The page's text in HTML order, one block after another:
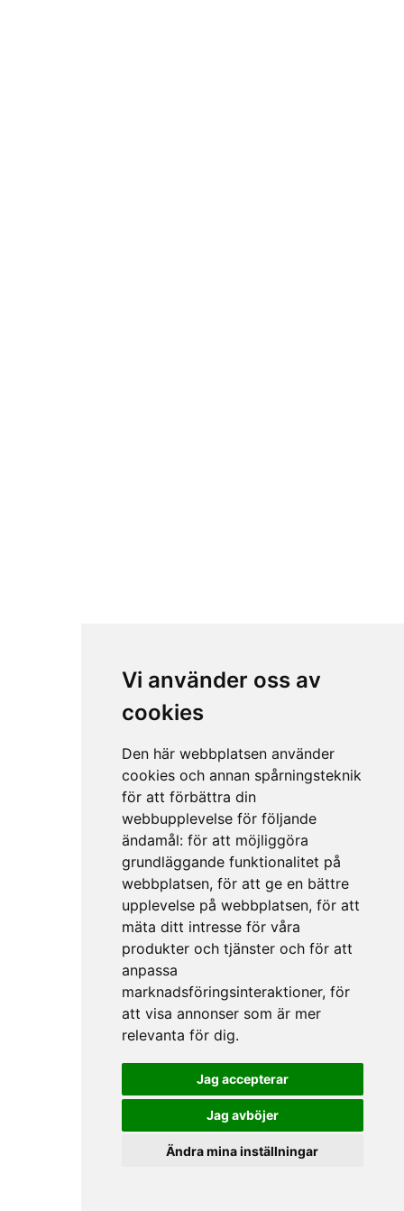
Vi använder oss av
cookies
Den här webbplatsen använder
cookies och annan spårningsteknik
för att förbättra din
webbupplevelse för följande
ändamål: för att möjliggöra
grundläggande funktionalitet på
webbplatsen, för att ge en bättre
upplevelse på webbplatsen, för att
mäta ditt intresse för våra
produkter och tjänster och för att
anpassa
marknadsföringsinteraktioner, för
att visa annonser som är mer
relevanta för dig.
Jag accepterar
Jag avböjer
Ändra mina inställningar